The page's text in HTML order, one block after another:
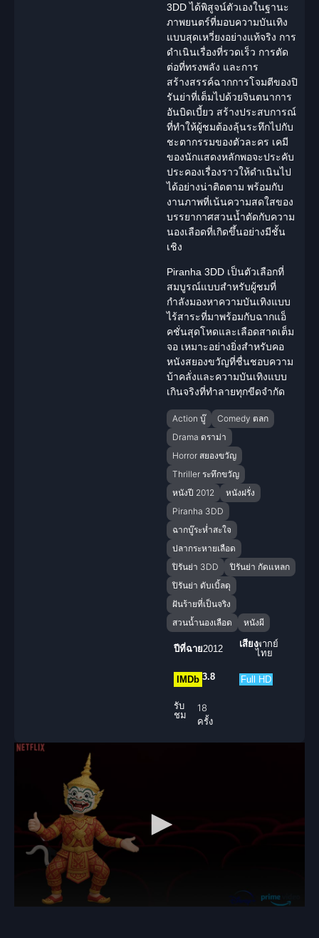
3DDได้พิสูจน์ตัวเองในฐานะ
ภาพยนตร์ที่มอบความบันเทิง
แบบสุดเหวี่ยงอย่างแท้จริง การ
ดำเนินเรื่องที่รวดเร็ว การตัด
ต่อที่ทรงพลัง และการ
สร้างสรรค์ฉากการโจมตีของปิ
รันย่าที่เต็มไปด้วยจินตนาการ
อันบิดเบี้ยว สร้างประสบการณ์
ที่ทำให้ผู้ชมต้องลุ้นระทึกไปกับ
ชะตากรรมของตัวละคร เคมี
ของนักแสดงหลักพอจะประคับ
ประคองเรื่องราวให้ดำเนินไป
ได้อย่างน่าติดตาม พร้อมกับ
งานภาพที่เน้นความสดใสของ
บรรยากาศสวนน้ำตัดกับความ
นองเลือดที่เกิดขึ้นอย่างมีชั้น
เชิง
Piranha 3DD เป็นตัวเลือกที่
สมบูรณ์แบบสำหรับผู้ชมที่
กำลังมองหาความบันเทิงแบบ
ไร้สาระที่มาพร้อมกับฉากแอ็
คชั่นสุดโหดและเลือดสาดเต็ม
จอ เหมาะอย่างยิ่งสำหรับคอ
หนังสยองขวัญที่ชื่นชอบความ
บ้าคลั่งและความบันเทิงแบบ
เกินจริงที่ทำลายทุกขีดจำกัด
Action บู๊
Comedy ตลก
Drama ดราม่า
Horror สยองขวัญ
Thriller ระทึกขวัญ
หนังปี 2012
หนังฝรั่ง
Piranha 3DD
ฉากบู๊ระห่ำสะใจ
ปลากระหายเลือด
ปิรันย่า 3DD
ปิรันย่า กัดแหลก
ปิรันย่า ดับเบิ้ลดุ
ฝันร้ายที่เป็นจริง
สวนน้ำนองเลือด
หนังผี
ปีที่ฉาย2012 เสียงพากย์
ไทย
IMDb 3.8 Full HD
รับ
ชม
18
ครั้ง